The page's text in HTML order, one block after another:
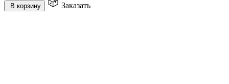
В корзину Заказать